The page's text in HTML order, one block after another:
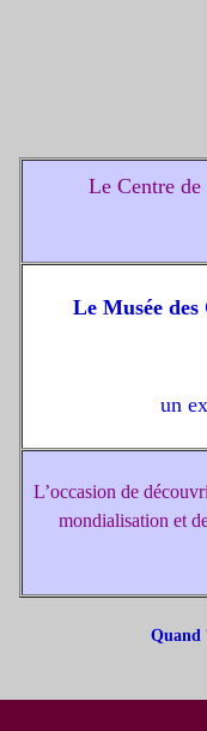
Le Centre
Le Musée
un
L’occasion de
mondialisation et
Quand